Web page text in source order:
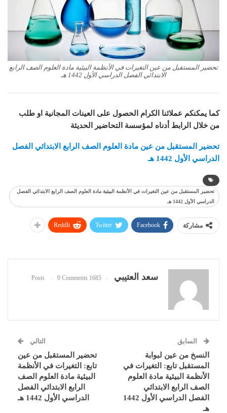
تحضير المستقبل من عين التغيرات في الأنظمة البيئية مادة العلوم الصف الرابع
الابتدائي الفصل الدراسي الأول 1442 هـ
كما يمكنكم عملائنا الكرام الحصول على العينات المجانية او طلب
من خلال الرابط أدناه لمؤسسة التحاضير الحديثة
تحضير المستقبل من عين مادة العلوم الصف الرابع الابتدائي الفصل
الدراسي الأول 1442 هـ
تحضير المستقبل من عين التغيرات في الأنظمة البيئية مادة العلوم الصف الرابع الابتدائي الفصل
الدراسي الأول 1442 هـ
مشاركة Facebook
Twitter
ReddIt
سعد العتيبي 1685 Posts
0 Comments
السابق
النسخ من عين لبوابة
المستقبل تابع: التغيرات في
الأنظمة البيئية مادة العلوم
الصف الرابع الابتدائي
الفصل الدراسي الأول 1442
هـ
التالي
تحضير المستقبل من عين
تابع: التغيرات في الأنظمة
البيئية مادة العلوم الصف
الرابع الابتدائي الفصل
الدراسي الأول 1442 هـ